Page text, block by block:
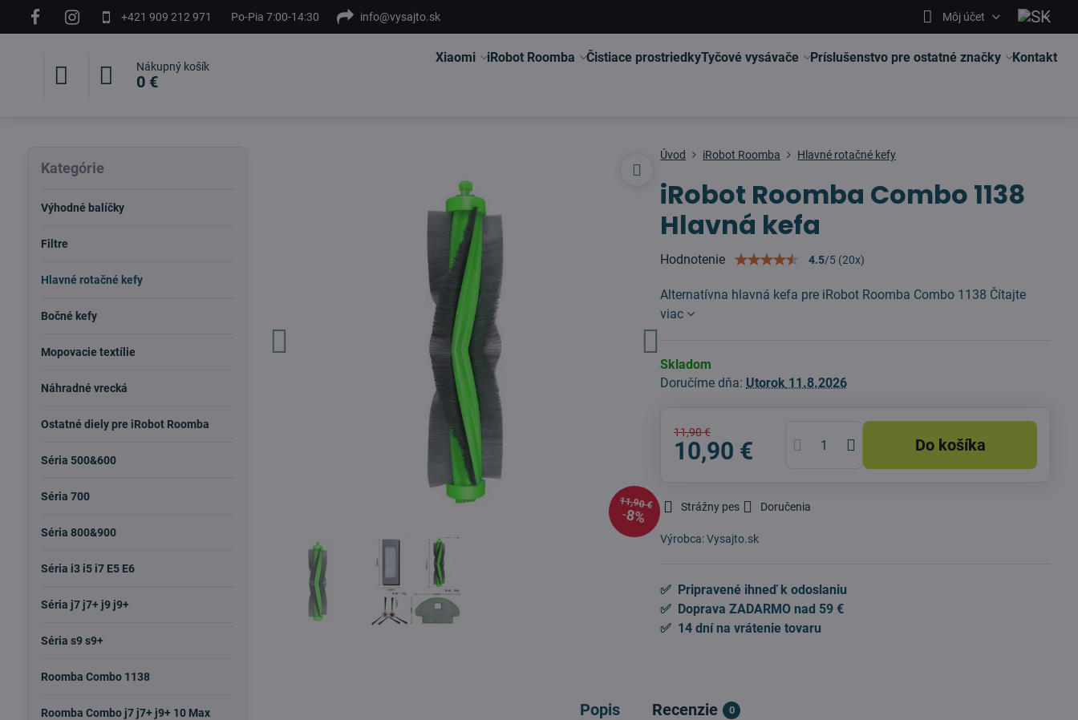
+421 909 212 971 Po-Pia 7:00-14:30 info@vysajto.sk Môj účet
Nákupný košík
0 €
Xiaomi iRobot Roomba Čistiace prostriedkyTyčové vysávače Príslušenstvo pre ostatné značky Kontakt
11,90 €
8%
Úvod iRobot Roomba Hlavné rotačné kefy
iRobot Roomba Combo 1138
Hlavná kefa
Hodnotenie 4.5/5 (20x)
Alternatívna hlavná kefa pre iRobot Roomba Combo 1138 Čítajte
viac
Skladom
Doručíme dňa: Utorok 11.8.2026
11,90 €
10,90 € Do košíka
Strážny pes Doručenia
Výrobca:Vysajto.sk
✅ Pripravené ihneď k odoslaniu
✅ Doprava ZADARMO nad 59 €
✅ 14 dní na vrátenie tovaru
Popis Recenzie 0
Kategórie
Výhodné balíčky
Filtre
Hlavné rotačné kefy
Bočné kefy
Mopovacie textílie
Náhradné vrecká
Ostatné diely pre iRobot Roomba
Séria 500&600
Séria 700
Séria 800&900
Séria i3 i5 i7 E5 E6
Séria j7 j7+ j9 j9+
Séria s9 s9+
Roomba Combo 1138
Roomba Combo j7 j7+ j9+ 10 Max